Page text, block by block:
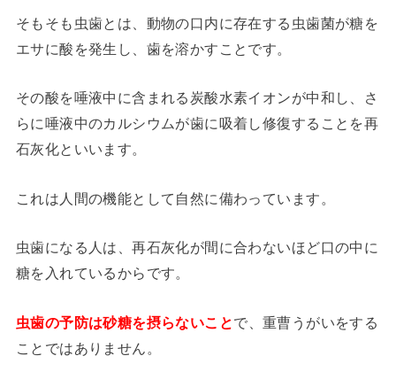
そもそも虫歯とは、動物の口内に存在する虫歯菌が糖を
エサに酸を発生し、歯を溶かすことです。
その酸を唾液中に含まれる炭酸水素イオンが中和し、さ
らに唾液中のカルシウムが歯に吸着し修復することを再
石灰化といいます。
これは人間の機能として自然に備わっています。
虫歯になる人は、再石灰化が間に合わないほど口の中に
糖を入れているからです。
虫歯の予防は砂糖を摂らないことで、重曹うがいをする
ことではありません。